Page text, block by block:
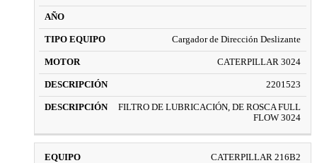
Cargador de Dirección Deslizante
CATERPILLAR 3024
2201523
FILTRO DE LUBRICACIÓN, DE ROSCA FULL
FLOW 3024
CATERPILLAR 216B2